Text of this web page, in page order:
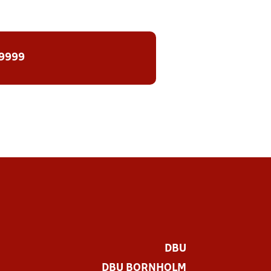
DBU
DBU BORNHOLM